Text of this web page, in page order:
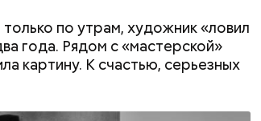
по утрам, художник «ловил
года. Рядом с «мастерской»
картину. К счастью, серьезных
которые выпадают в солнечную
появляется много грибов,
же считается началом
этого месяца отмечается День
что дает энергию. Но важно
сильно увлекаться, так же как и
и лишним весом, —